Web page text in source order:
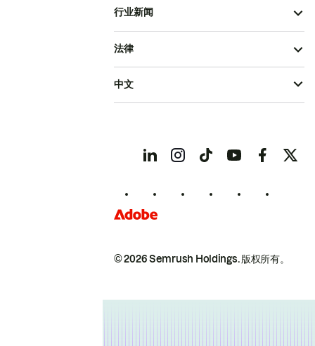
行业新闻
© 2026 Semrush Holdings.版权所有。
法律
中文